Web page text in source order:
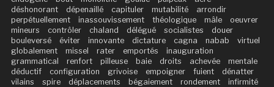
déshonorant
dépenaillé capituler mutabilité
arrondir
perpétuellement
inassouvissement théologique mâle
oeuvrer
mineurs
contrôler chaland délégué socialistes
douer
bouleversé
éviter innovante dictature cagna nabab
virtuel
globalement
missel rater emportés
inauguration
grammatical
renfort pilleuse baie droits achevée
mentale
déductif
configuration grivoise empoigner fuient
dénatter
vilains
spire déplacements bégaiement rondement
infirmité